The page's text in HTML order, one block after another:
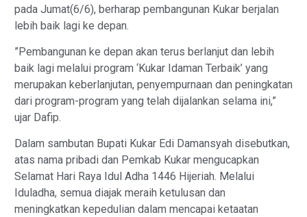
pada Jumat(6/6), berharap pembangunan Kukar berjalan
lebih baik lagi ke depan.
‎”Pembangunan ke depan akan terus berlanjut dan lebih
baik lagi‎ melalui program ‘Kukar Idaman Terbaik’ yang
merupakan keberlanjutan, penyempurnaan dan peningkatan
dari program-program yang telah dijalankan selama ini,”
ujar Dafip.
Dalam sambutan Bupati Kukar Edi Damansyah disebutkan,
atas nama pribadi dan Pemkab Kukar mengucapkan
Selamat Hari Raya Idul Adha 1446 Hijeriah.‎‎ Melalui
Iduladha, semua diajak meraih ketulusan dan
meningkatkan kepedulian dalam mencapai ketaatan